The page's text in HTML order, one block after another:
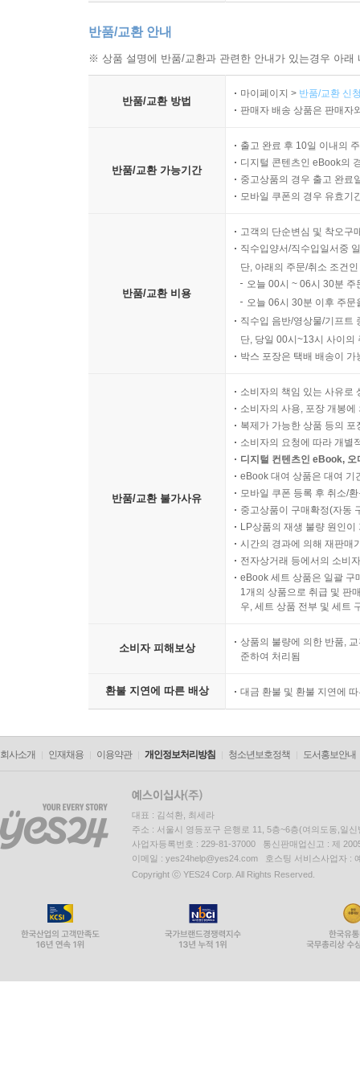
반품/교환 안내
※ 상품 설명에 반품/교환과 관련한 안내가 있는경우 아
반품/교환 방법
마이페이지 > 반품/교환 신
판매자 배송 상품은 판매자
반품/교환 가능기간
출고 완료 후 10일 이내의
디지털 콘텐츠인 eBook의
중고상품의 경우 출고 완료
모바일 쿠폰의 경우 유효기
반품/교환 비용
고객의 단순변심 및 착오구
직수입양서/직수입일서중
단, 아래의 주문/취소 조건
오늘 00시 ~ 06시 30분
오늘 06시 30분 이후 주
직수입 음반/영상물/기프트
단, 당일 00시~13시 사이의
박스 포장은 택배 배송이
반품/교환 불가사유
소비자의 책임 있는 사유로
소비자의 사용, 포장 개봉
복제가 가능한 상품 등의
소비자의 요청에 따라 개별
디지털 컨텐츠인 eBook,
eBook 대여 상품은 대여 기
모바일 쿠폰 등록 후 취소/
중고상품이 구매확정(자동
LP상품의 재생 불량 원인
시간의 경과에 의해 재판매
전자상거래 등에서의 소비
eBook 세트 상품은 일괄 구
1개의 상품으로 취급 및 판
우, 세트 상품 전부 및 세트
소비자 피해보상
상품의 불량에 의한 반품,
준하여 처리됨
환불 지연에 따른 배상 대금 환불 및 환불 지연에
회사소개 인재채용 이용약관 개인정보처리방침 청소년보호정책 도서홍보안내
대표 : 김석환, 최세라
주소 : 서울시 영등포구 은행로 11, 5층~6층(여의도동,일신
사업자등록번호 : 229-81-37000 통신판매업신고 : 제
이메일 : yes24help@yes24.com 호스팅 서비스사업자 :
Copyright ⓒ YES24 Corp. All Rights Reserved.